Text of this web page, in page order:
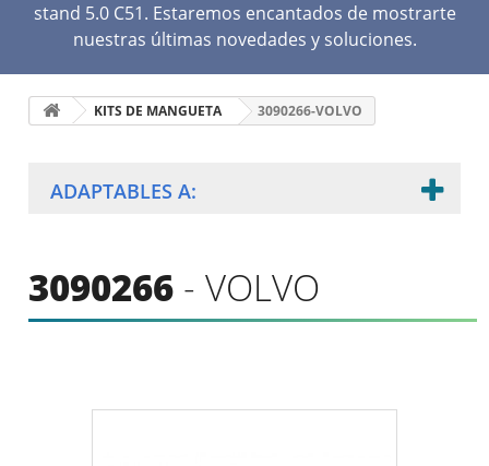
stand 5.0 C51. Estaremos encantados de mostrarte
nuestras últimas novedades y soluciones.
KITS DE MANGUETA 3090266-VOLVO
ADAPTABLES A:
3090266 - VOLVO